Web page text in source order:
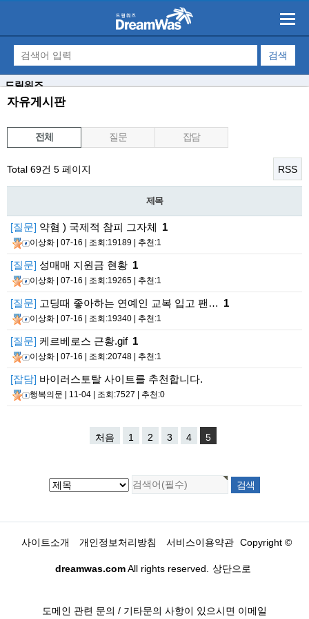
드림워즈
자유게시판
전체 질문 잡담
Total 69건 5 페이지 RSS
제목
[질문] 약혐 ) 국제적 참피 그자체 1
이상화 | 07-16 | 조회:19189 | 추천:1
[질문] 성매매 지원금 현황 1
이상화 | 07-16 | 조회:19265 | 추천:1
[질문] 고딩때 좋아하는 연예인 교복 입고 팬… 1
이상화 | 07-16 | 조회:19340 | 추천:1
[질문] 케르베로스 근황.gif 1
이상화 | 07-16 | 조회:20748 | 추천:1
[잡담] 바이러스토탈 사이트를 추천합니다.
행복의문 | 11-04 | 조회:7527 | 추천:0
처음 1 2 3 4 5
사이트소개 개인정보처리방침 서비스이용약관 Copyright ©
dreamwas.comAll rights reserved. 상단으로
도메인 관련 문의 / 기타문의 사항이 있으시면 이메일